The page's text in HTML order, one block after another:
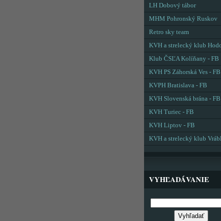
LH Dobový tábor
MHM Pohronský Ruskov
Retro sky team
KVH a strelecký klub
Klub ČSĽA Kolíňany - FB
KVH PS Záhorská Ves - FB
KVPH Bratislava - FB
KVH Slovenská brána - FB
KVH Turiec - FB
KVH Liptov - FB
KVH a strelecký klub
VYHĽADÁVANIE